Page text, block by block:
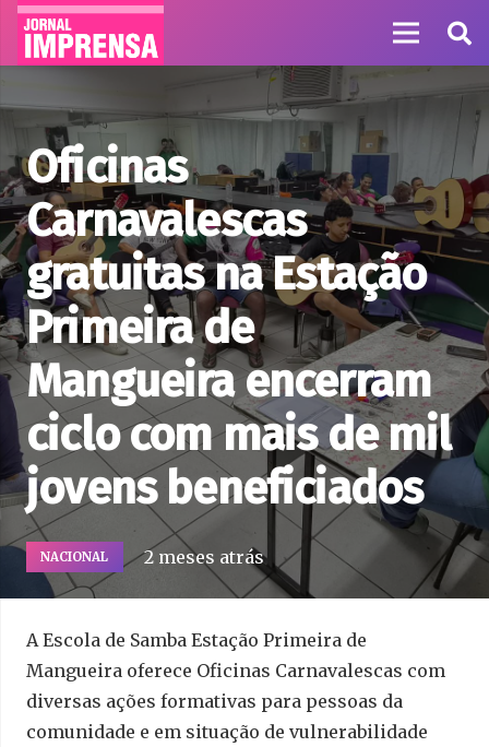
Oficinas
Carnavalescas
gratuitas na Estação
Primeira de
Mangueira encerram
ciclo com mais de mil
jovens beneficiados
NACIONAL 2 meses atrás
A Escola de Samba Estação Primeira de
Mangueira oferece Oficinas Carnavalescas com
diversas ações formativas para pessoas da
comunidade e em situação de vulnerabilidade